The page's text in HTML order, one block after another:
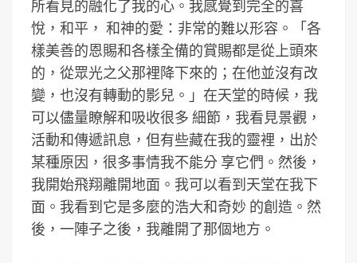
所看見的融化了我的心。我感覺到完全的喜
悅，和平， 和神的愛：非常的難以形容。「各
樣美善的恩賜和各樣全備的賞賜都是從上頭來
的，從眾光之父那裡降下來的；在他並沒有改
變，也沒有轉動的影兒。」在天堂的時候，我
可以儘量瞭解和吸收很多 細節，我看見景觀，
活動和傳遞訊息，但有些藏在我的靈裡，出於
某種原因，很多事情我不能分 享它們。然後，
我開始飛翔離開地面。我可以看到天堂在我下
面。我看到它是多麼的浩大和奇妙 的創造。然
後，一陣子之後，我離開了那個地方。